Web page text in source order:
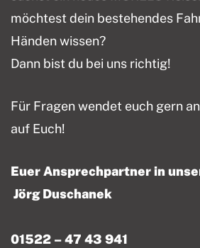
möchtest dein bestehendes
Händen wissen?
Dann bist du bei uns richtig!
Für Fragen wendet euch gern
auf Euch!
Euer Ansprechpartner in
Jörg Duschanek
01522 – 47 43 941